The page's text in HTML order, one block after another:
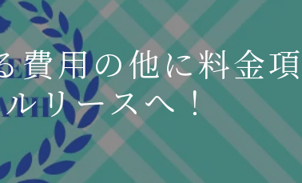
費用の他に料金
リースへ！